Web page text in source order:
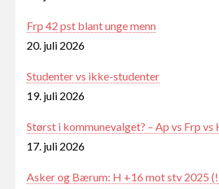
Frp 42 pst blant unge menn
20. juli 2026
Studenter vs ikke-studenter
19. juli 2026
Størst i kommunevalget? – Ap vs Frp vs
17. juli 2026
Asker og Bærum: H +16 mot stv 2025